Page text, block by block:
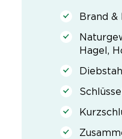
Brand &
Hagel,